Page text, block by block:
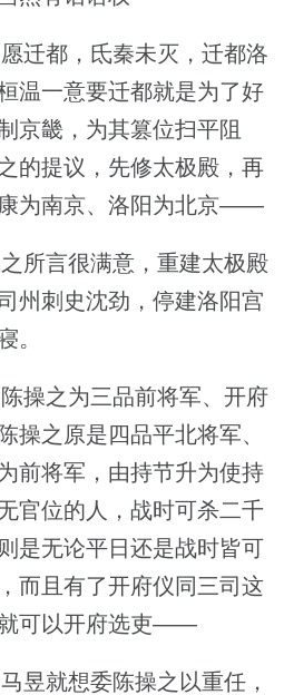
迁都，氐秦未灭，迁都洛
温一意要迁都就是为了好
京畿，为其篡位扫平阻
的提议，先修太极殿，再
为南京、洛阳为北京——
所言很满意，重建太极殿
州刺史沈劲，停建洛阳宫
。
操之为三品前将军、开府
操之原是四品平北将军、
前将军，由持节升为使持
官位的人，战时可杀二千
是无论平日还是战时皆可
而且有了开府仪同三司这
可以开府选吏——
昱就想委陈操之以重任，